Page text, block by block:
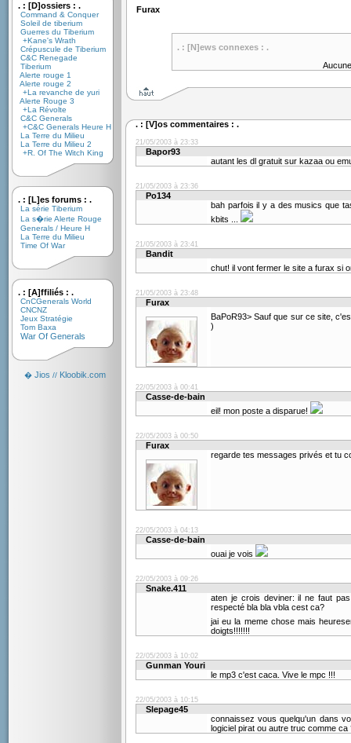
. : [D]ossiers : .
Command & Conquer
Soleil de tiberium
Guerres du Tiberium
+Kane's Wrath
Crépuscule de Tiberium
C&C Renegade
Tiberium
Alerte rouge 1
Alerte rouge 2
+La revanche de yuri
Alerte Rouge 3
+La Révolte
C&C Generals
+C&C Generals Heure H
La Terre du Milieu
La Terre du Milieu 2
+R. Of The Witch King
. : [L]es forums : .
La série Tiberium
La s�rie Alerte Rouge
Generals / Heure H
La Terre du Milieu
Time Of War
. : [A]ffiliés : .
CnCGenerals World
CNCNZ
Jeux Stratégie
Tom Baxa
War Of Generals
� Jios // Kloobik.com
Furax
. : [N]ews connexes : .
. : [V]os commentaires : .
21/05/2003 à 23:33
Bapor93
autant les dl gratuit sur kazaa ou
21/05/2003 à 23:36
Po134
bah parfois il y a des musics que
kbits ...
21/05/2003 à 23:41
Bandit
chut! il vont fermer le site a furax si
21/05/2003 à 23:48
Furax
BaPoR93> Sauf que sur ce site,
)
22/05/2003 à 00:41
Casse-de-bain
eil! mon poste a disparue!
22/05/2003 à 00:50
Furax
regarde tes messages privés et tu
22/05/2003 à 04:13
Casse-de-bain
ouai je vois
22/05/2003 à 09:26
Snake.411
aten je crois deviner: il ne faut
respecté bla bla vbla cest ca?
jai eu la meme chose mais
doigts!!!!!!!
22/05/2003 à 10:02
Gunman Youri
le mp3 c'est caca. Vive le mpc !!!
22/05/2003 à 10:15
Slepage45
connaissez vous quelqu'un dans
logiciel pirat ou autre truc comme ca